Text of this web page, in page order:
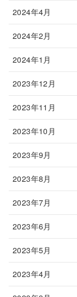
2024年4月
2024年2月
2024年1月
2023年12月
2023年11月
2023年10月
2023年9月
2023年8月
2023年7月
2023年6月
2023年5月
2023年4月